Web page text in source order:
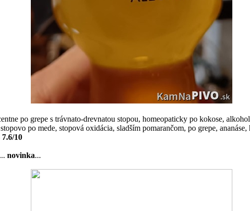
po grepe s trávnato-drevnatou stopou, homeopaticky po kokose,
po mede, stopová oxidácia, sladším pomarančom, po grepe,
7.6/10
novinka...